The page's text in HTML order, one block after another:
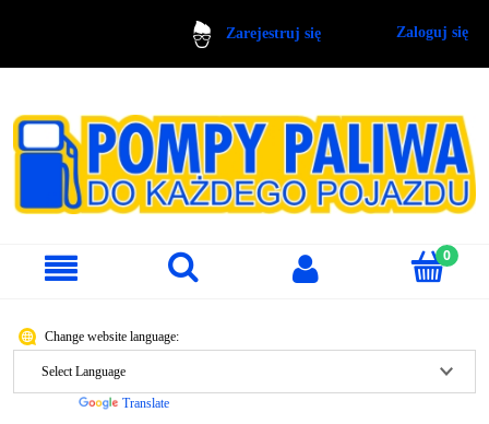
Zarejestruj się Zaloguj się
Change website language:
Translate